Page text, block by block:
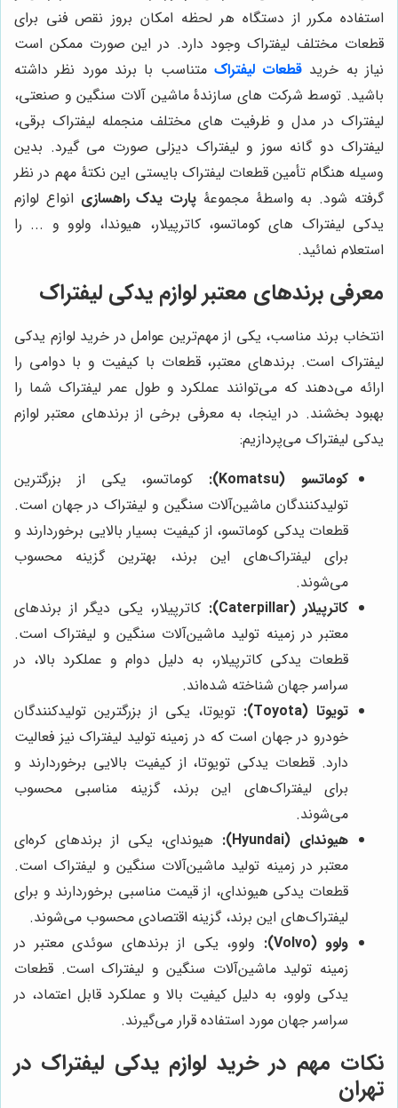
استفاده مکرر از دستگاه هر لحظه امکان بروز نقص فنی برای
قطعات مختلف لیفتراک وجود دارد. در این صورت ممکن است
نیاز به خرید قطعات لیفتراک متناسب با برند مورد نظر داشته
باشید. توسط شرکت های سازندۀ ماشین آلات سنگین و صنعتی،
لیفتراک در مدل و ظرفیت های مختلف منجمله لیفتراک برقی،
لیفتراک دو گانه سوز و لیفتراک دیزلی صورت می گیرد. بدین
وسیله هنگام تأمین قطعات لیفتراک بایستی این نکتۀ مهم در نظر
گرفته شود. به واسطۀ مجموعۀ پارت یدک راهسازی انواع لوازم
یدکی لیفتراک های کوماتسو، کاترپیلار، هیوندا، ولوو و ... را
استعلام نمائید.
معرفی برندهای معتبر لوازم یدکی لیفتراک
انتخاب برند مناسب، یکی از مهم‌ترین عوامل در خرید لوازم یدکی
لیفتراک است. برندهای معتبر، قطعات با کیفیت و با دوامی را
ارائه می‌دهند که می‌توانند عملکرد و طول عمر لیفتراک شما را
بهبود بخشند. در اینجا، به معرفی برخی از برندهای معتبر لوازم
یدکی لیفتراک می‌پردازیم:
کوماتسو (Komatsu):
کوماتسو، یکی از بزرگترین
تولیدکنندگان ماشین‌آلات سنگین و لیفتراک در جهان است.
قطعات یدکی کوماتسو، از کیفیت بسیار بالایی برخوردارند و
برای لیفتراک‌های این برند، بهترین گزینه محسوب
می‌شوند.
کاترپیلار (Caterpillar):
کاترپیلار، یکی دیگر از برندهای
معتبر در زمینه تولید ماشین‌آلات سنگین و لیفتراک است.
قطعات یدکی کاترپیلار، به دلیل دوام و عملکرد بالا، در
سراسر جهان شناخته شده‌اند.
تویوتا (Toyota):
تویوتا، یکی از بزرگترین تولیدکنندگان
خودرو در جهان است که در زمینه تولید لیفتراک نیز فعالیت
دارد. قطعات یدکی تویوتا، از کیفیت بالایی برخوردارند و
برای لیفتراک‌های این برند، گزینه مناسبی محسوب
می‌شوند.
هیوندای (Hyundai):
هیوندای، یکی از برندهای کره‌ای
معتبر در زمینه تولید ماشین‌آلات سنگین و لیفتراک است.
قطعات یدکی هیوندای، از قیمت مناسبی برخوردارند و برای
لیفتراک‌های این برند، گزینه اقتصادی محسوب می‌شوند.
ولوو (Volvo):
ولوو، یکی از برندهای سوئدی معتبر در
زمینه تولید ماشین‌آلات سنگین و لیفتراک است. قطعات
یدکی ولوو، به دلیل کیفیت بالا و عملکرد قابل اعتماد، در
سراسر جهان مورد استفاده قرار می‌گیرند.
نکات مهم در خرید لوازم یدکی لیفتراک در
تهران